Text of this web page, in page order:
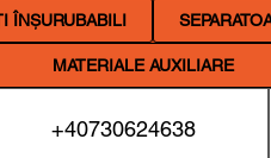
ÎNȘURUBABILI
MATERIALE AUXILIARE
+40730624638